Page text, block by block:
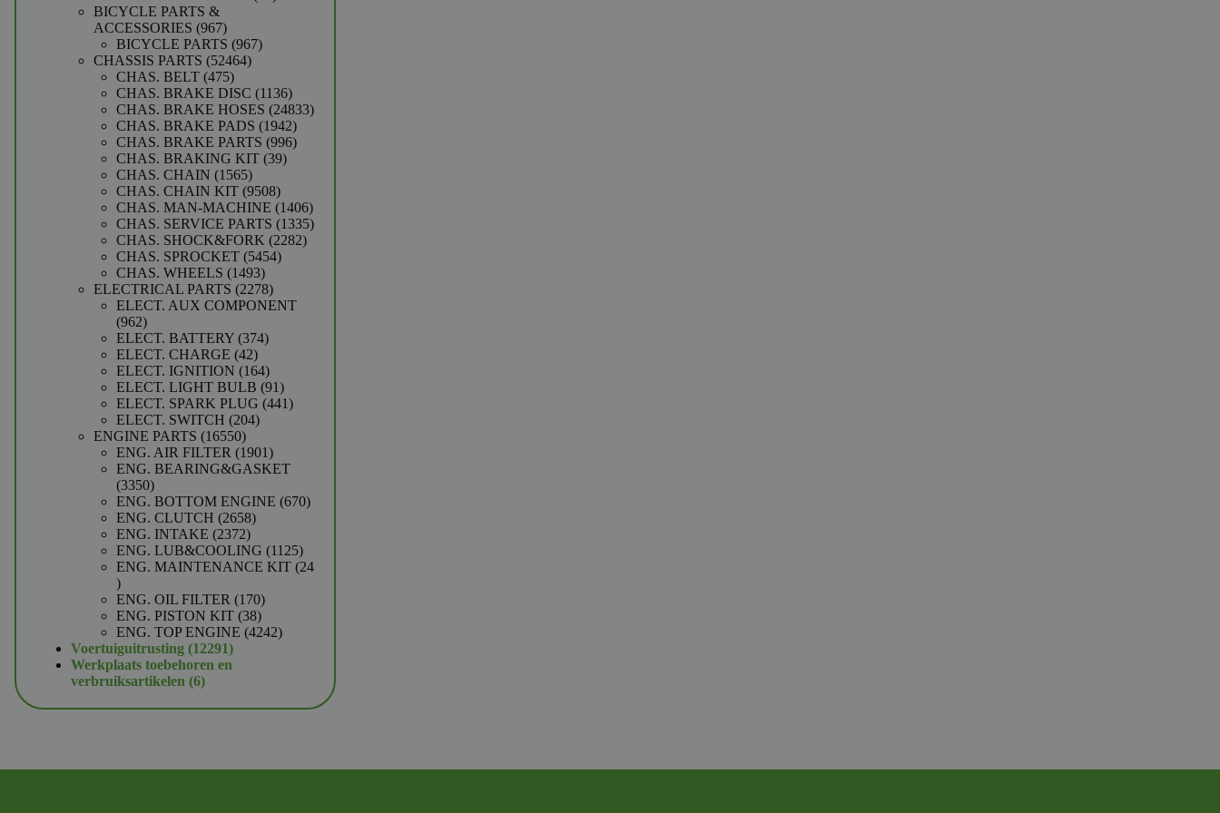
BICYCLE PARTS &
ACCESSORIES 967967
producten
BICYCLE PARTS 967967
CHASSIS PARTS 5246452464
CHAS. BELT 475475
producten
CHAS. BRAKE DISC 11361136
producten
CHAS. BRAKE HOSES 2483324833
CHAS. BRAKE PADS 19421942
producten
CHAS. BRAKE PARTS 996996
CHAS. BRAKING KIT 3939
CHAS. CHAIN 15651565
producten
CHAS. CHAIN KIT 95089508
producten
CHAS. MAN-MACHINE 14061406
producten
CHAS. SERVICE PARTS 13351335
CHAS. SHOCK&FORK 22822282
CHAS. SPROCKET 54545454
CHAS. WHEELS 14931493
producten
ELECTRICAL PARTS 22782278
producten
ELECT. AUX COMPONENT
962962
producten
ELECT. BATTERY 374374
ELECT. CHARGE 4242
producten
ELECT. IGNITION 164164
producten
ELECT. LIGHT BULB 9191
producten
ELECT. SPARK PLUG 441441
ELECT. SWITCH 204204
ENGINE PARTS 1655016550
producten
ENG. AIR FILTER 19011901
producten
ENG. BEARING&GASKET
33503350
producten
ENG. BOTTOM ENGINE 670670
ENG. CLUTCH 26582658
ENG. INTAKE 23722372
producten
ENG. LUB&COOLING 11251125
producten
ENG. MAINTENANCE KIT 24
24
producten
ENG. OIL FILTER 170170
producten
ENG. PISTON KIT 3838
producten
ENG. TOP ENGINE 42424242
Voertuiguitrusting 1229112291
producten
Werkplaats toebehoren en
verbruiksartikelen 66